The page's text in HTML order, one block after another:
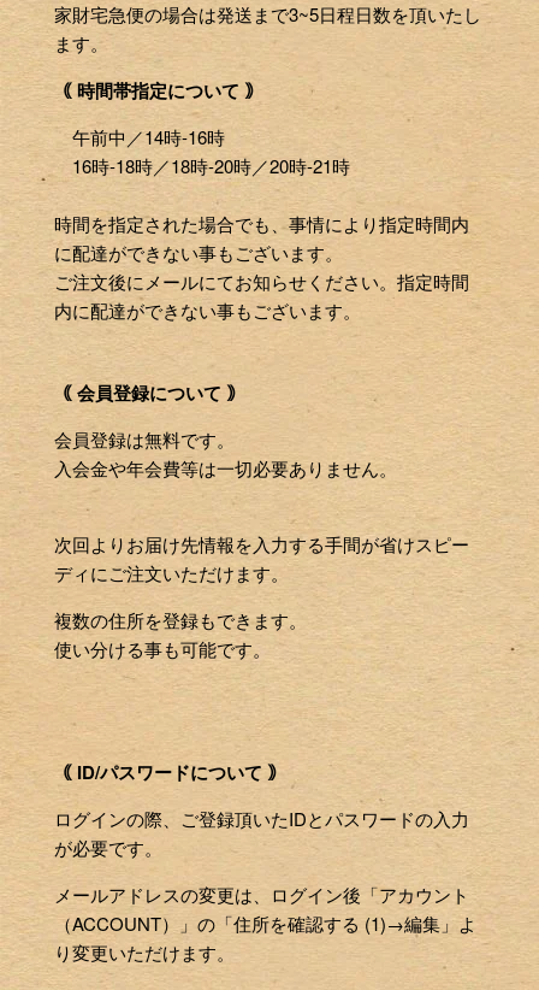
家財宅急便の場合は発送まで3~5日程日数を頂いたし
ます。
｟ 時間帯指定について ｠
午前中／14時-16時
16時-18時／18時-20時／20時-21時
時間を指定された場合でも、事情により指定時間内
に配達ができない事もございます。
ご注文後にメールにてお知らせください。指定時間
内に配達ができない事もございます。
｟ 会員登録について ｠
会員登録は無料です。
入会金や年会費等は一切必要ありません。
次回よりお届け先情報を入力する手間が省けスピー
ディにご注文いただけます。
複数の住所を登録もできます。
使い分ける事も可能です。
｟ ID/パスワードについて ｠
ログインの際、ご登録頂いたIDとパスワードの入力
が必要です。
メールアドレスの変更は、ログイン後「アカウント
（ACCOUNT）」の「住所を確認する (1)→編集」よ
り変更いただけます。